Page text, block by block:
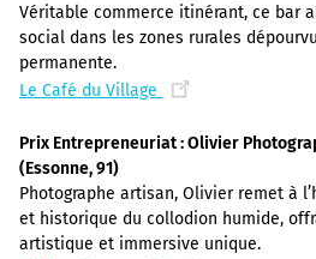
Véritable commerce itinérant, ce bar
social dans les zones rurales
permanente.
Le Café du Village
Prix Entrepreneuriat : Olivier
(Essonne, 91)
Photographe artisan, Olivier remet à
et historique du collodion humide,
artistique et immersive unique.